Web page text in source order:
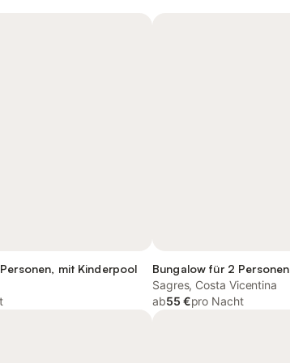
mit Kinderpool
Bungalow für 2 Personen
Sagres, Costa Vicentina
ab55 €pro Nacht